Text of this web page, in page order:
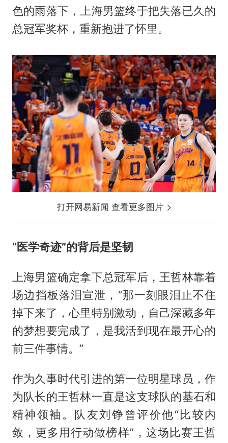
色的雨落下，上海男篮终于把失落已久的
总冠军奖杯，重新抱进了怀里。
打开网易新闻 查看更多图片
“医学奇迹”的背后是坚韧
上海男篮确定拿下总冠军后， 王哲林靠着
场边挡板落泪宣泄，“那一刻眼泪止不住
掉下来了，心里特别激动，自己深藏多年
的梦想要完成了，是我活到现在最开心的
前三件事情。”
作为久事时代引进的第一位明星球员，作
为队长的王哲林一直是这支球队的基石和
精神领袖。队友刘铮曾评价他“比较内
敛，更多用行动做榜样”，这场比赛王哲